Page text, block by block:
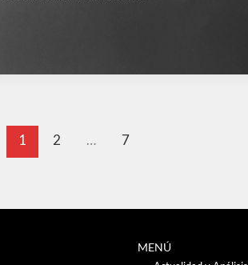
1 2 … 7
MENÚ